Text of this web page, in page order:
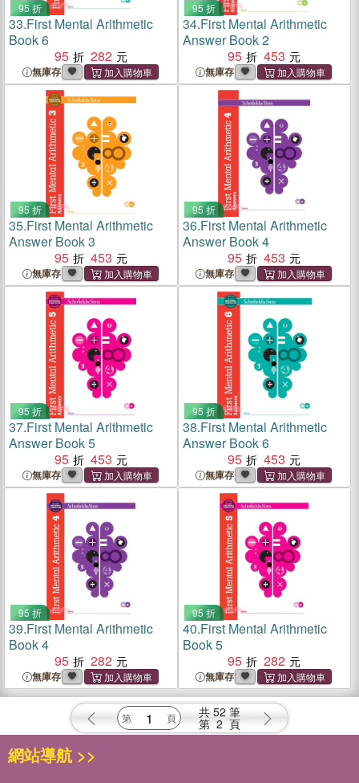
95 折
33.First Mental Arithmetic
Book 6
95
282
無庫存
95 折
34.First Mental Arithmetic
Answer Book 2
95
453
無庫存
95 折
35.First Mental Arithmetic
Answer Book 3
95
453
無庫存
95 折
36.First Mental Arithmetic
Answer Book 4
95
453
無庫存
95 折
37.First Mental Arithmetic
Answer Book 5
95
453
無庫存
95 折
38.First Mental Arithmetic
Answer Book 6
95
453
無庫存
95 折
39.First Mental Arithmetic
Book 4
95
282
無庫存
95 折
40.First Mental Arithmetic
Book 5
95
282
無庫存
共 52 筆
第 2 頁
網站導航 >>